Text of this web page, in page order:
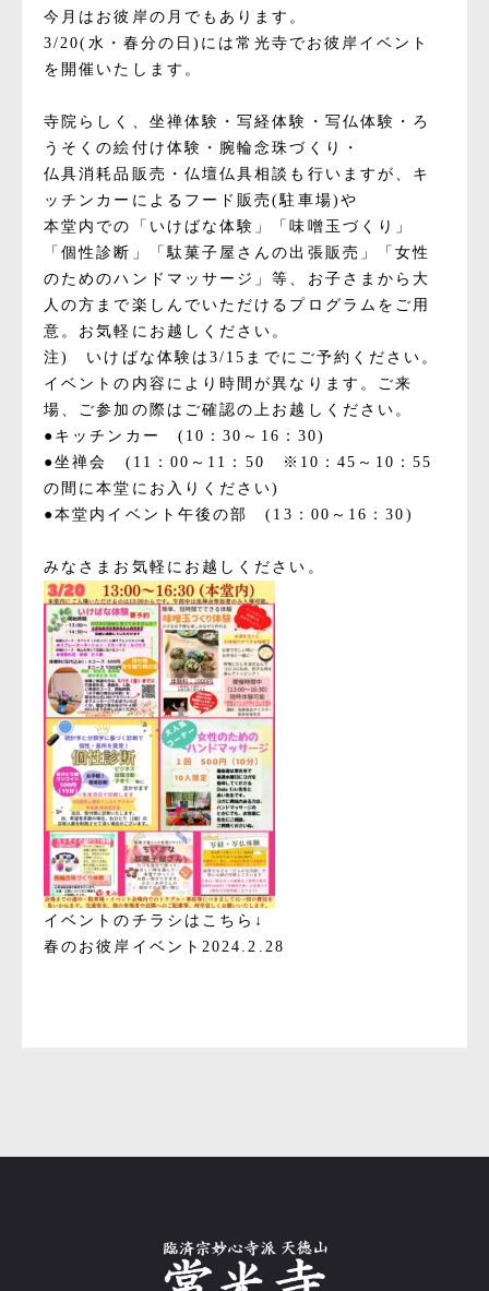
今月はお彼岸の月でもあります。
3/20(水・春分の日)には常光寺でお彼岸イベント
を開催いたします。
寺院らしく、坐禅体験・写経体験・写仏体験・ろ
うそくの絵付け体験・腕輪念珠づくり・
仏具消耗品販売・仏壇仏具相談も行いますが、キ
ッチンカーによるフード販売(駐車場)や
本堂内での「いけばな体験」「味噌玉づくり」
「個性診断」「駄菓子屋さんの出張販売」「女性
のためのハンドマッサージ」等、お子さまから大
人の方まで楽しんでいただけるプログラムをご用
意。お気軽にお越しください。
注) いけばな体験は3/15までにご予約ください。
イベントの内容により時間が異なります。ご来
場、ご参加の際はご確認の上お越しください。
●キッチンカー (10：30～16：30)
●坐禅会 (11：00～11：50 ※10：45～10：55
の間に本堂にお入りください)
●本堂内イベント午後の部 (13：00～16：30)
みなさまお気軽にお越しください。
イベントのチラシはこちら↓
春のお彼岸イベント2024.2.28